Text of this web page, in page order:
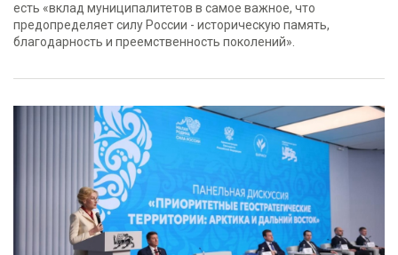
есть «вклад муниципалитетов в самое важное, что
предопределяет силу России - историческую память,
благодарность и преемственность поколений».